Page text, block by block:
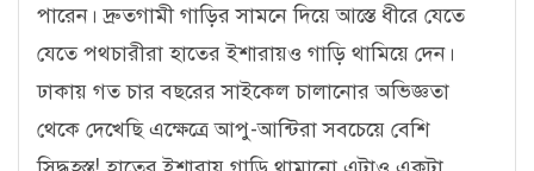
পারেন। দ্রুতগামী গাড়ির সামনে দিয়ে আস্তে ধীরে যেতে
যেতে পথচারীরা হাতের ইশারায়ও গাড়ি থামিয়ে দেন।
ঢাকায় গত চার বছরের সাইকেল চালানোর অভিজ্ঞতা
থেকে দেখেছি এক্ষেত্রে আপু-আন্টিরা সবচেয়ে বেশি